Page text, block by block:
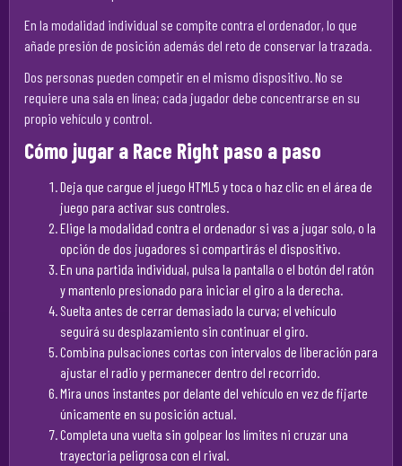
En la modalidad individual se compite contra el ordenador, lo que
añade presión de posición además del reto de conservar la trazada.
Dos personas pueden competir en el mismo dispositivo. No se
requiere una sala en línea; cada jugador debe concentrarse en su
propio vehículo y control.
Cómo jugar a Race Right paso a paso
Deja que cargue el juego HTML5 y toca o haz clic en el área de
juego para activar sus controles.
Elige la modalidad contra el ordenador si vas a jugar solo, o la
opción de dos jugadores si compartirás el dispositivo.
En una partida individual, pulsa la pantalla o el botón del ratón
y mantenlo presionado para iniciar el giro a la derecha.
Suelta antes de cerrar demasiado la curva; el vehículo
seguirá su desplazamiento sin continuar el giro.
Combina pulsaciones cortas con intervalos de liberación para
ajustar el radio y permanecer dentro del recorrido.
Mira unos instantes por delante del vehículo en vez de fijarte
únicamente en su posición actual.
Completa una vuelta sin golpear los límites ni cruzar una
trayectoria peligrosa con el rival.